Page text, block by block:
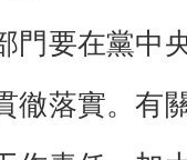
要在黨中
徹落實。有